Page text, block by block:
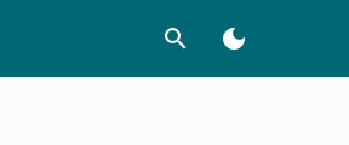
search dark_mode